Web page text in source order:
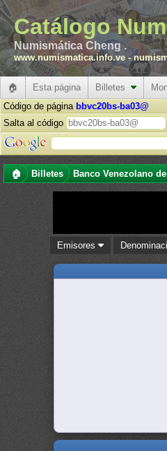
Catálogo
Numismática Cheng .
www.numismatica.info.ve -
🏠 Esta página Billetes
Código de página bbvc20bs-ba03@
Salta al código
🏠 Billetes Banco Venezolano
Emisores